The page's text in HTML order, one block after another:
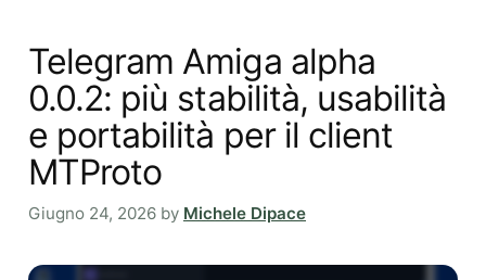
Telegram Amiga alpha
0.0.2: più stabilità, usabilità
e portabilità per il client
MTProto
Giugno 24, 2026 by Michele Dipace